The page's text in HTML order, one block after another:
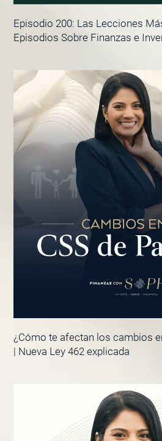
Episodio 200: Las Lecciones
Episodios Sobre Finanzas e
¿Cómo te afectan los cambios
| Nueva Ley 462 explicada